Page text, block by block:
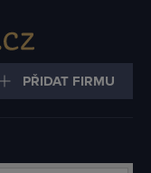
PŘIDAT FIRMU